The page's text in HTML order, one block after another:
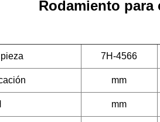
Rodamiento para
7H-4566
mm
mm